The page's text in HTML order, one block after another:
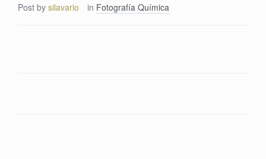
Post by silavario in Fotografía Química